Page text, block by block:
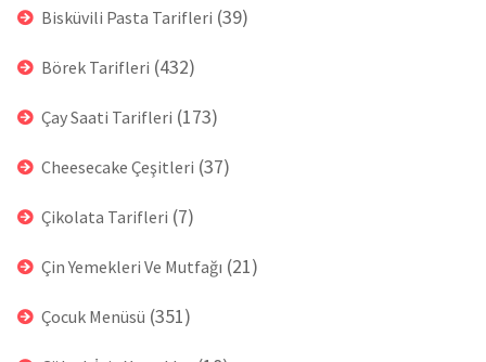
Bisküvili Pasta Tarifleri (39)
Börek Tarifleri (432)
Çay Saati Tarifleri (173)
Cheesecake Çeşitleri (37)
Çikolata Tarifleri (7)
Çin Yemekleri Ve Mutfağı (21)
Çocuk Menüsü (351)